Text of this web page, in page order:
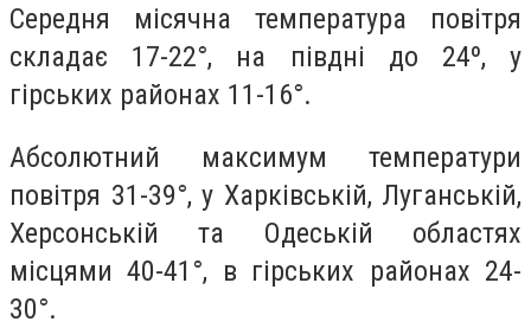
Середня місячна температура повітря
складає 17-22°, на півдні до 24º, у
гірських районах 11-16°.
Абсолютний максимум температури
повітря 31-39°, у Харківській, Луганській,
Херсонській та Одеській областях
місцями 40-41°, в гірських районах 24-
30°.